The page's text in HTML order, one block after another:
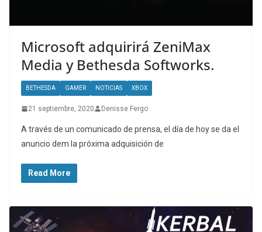
Microsoft adquirirá ZeniMax
Media y Bethesda Softworks.
BETHESDA GAMER NOTICIAS XBOX
21 septiembre, 2020 Denisse Fergo
A través de un comunicado de prensa, el día de hoy se da el
anuncio dem la próxima adquisición de
Read More